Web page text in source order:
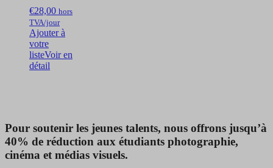
€28,00 hors
TVA/jour
Ajouter à
votre
listeVoir en
détail
Pour soutenir les jeunes talents, nous offrons jusqu’à
40% de réduction aux étudiants photographie,
cinéma et médias visuels.